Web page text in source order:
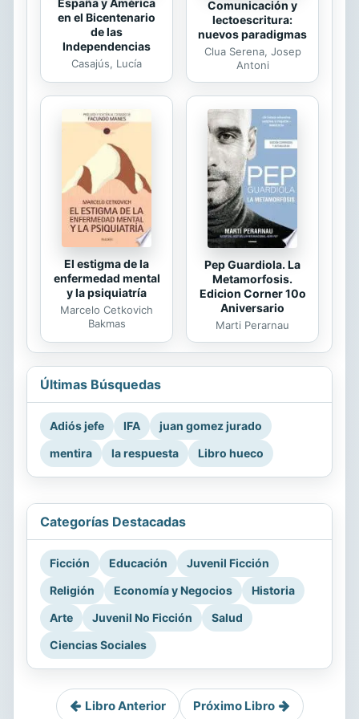
España y América
en el Bicentenario
de las
Independencias
Casajús, Lucía
Comunicación y
lectoescritura:
nuevos paradigmas
Clua Serena, Josep
Antoni
El estigma de la
enfermedad mental
y la psiquiatría
Marcelo Cetkovich
Bakmas
Pep Guardiola. La
Metamorfosis.
Edicion Corner 10o
Aniversario
Marti Perarnau
Últimas Búsquedas
Adiós jefe IFA
juan gomez jurado
mentira
la respuesta Libro hueco
Categorías Destacadas
Ficción Educación
Juvenil Ficción
Religión
Economía y Negocios
Historia
Arte
Juvenil No Ficción
Salud
Ciencias Sociales
Libro Anterior Próximo Libro